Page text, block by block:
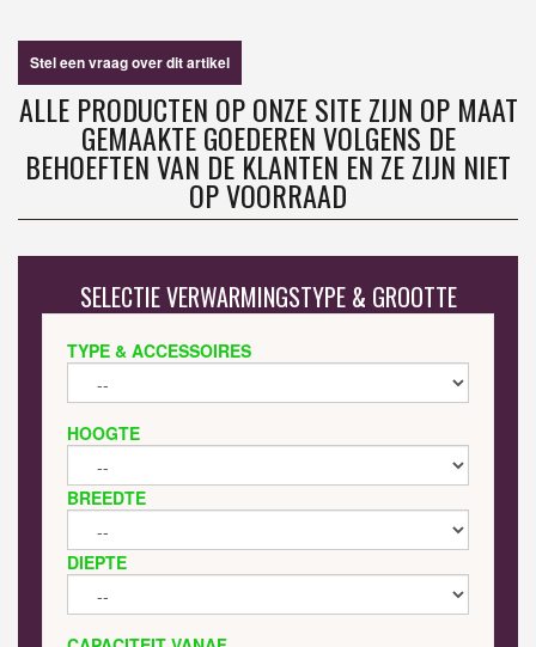
Stel een vraag over dit artikel
ALLE PRODUCTEN OP ONZE SITE ZIJN OP MAAT
GEMAAKTE GOEDEREN VOLGENS DE
BEHOEFTEN VAN DE KLANTEN EN ZE ZIJN NIET
OP VOORRAAD
SELECTIE VERWARMINGSTYPE & GROOTTE
TYPE & ACCESSOIRES
HOOGTE
BREEDTE
DIEPTE